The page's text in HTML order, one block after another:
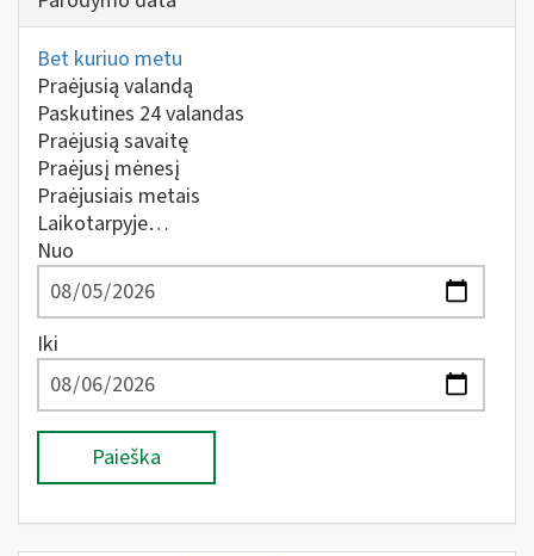
Bet kuriuo metu
Praėjusią valandą
Paskutines 24 valandas
Praėjusią savaitę
Praėjusį mėnesį
Praėjusiais metais
Laikotarpyje…
Nuo
Iki
Paieška